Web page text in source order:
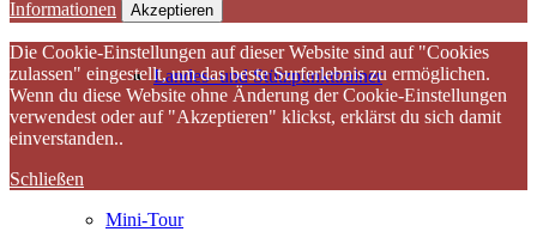
Landes- und Stützpunkttrainer
Mini-Tour
Informationen
Akzeptieren
Die Cookie-Einstellungen auf dieser Website sind auf "Cookies
zulassen" eingestellt, um das beste Surferlebnis zu ermöglichen.
Wenn du diese Website ohne Änderung der Cookie-Einstellungen
verwendest oder auf "Akzeptieren" klickst, erklärst du sich damit
einverstanden..
Schließen